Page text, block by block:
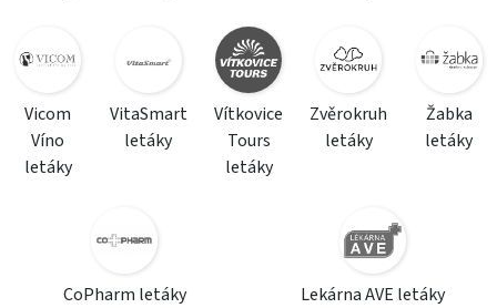
Vicom
Víno
letáky
VitaSmart
letáky
Vítkovice
Tours
letáky
Zvěrokruh
letáky
Žabka
letáky
CoPharm letáky Lekárna AVE letáky